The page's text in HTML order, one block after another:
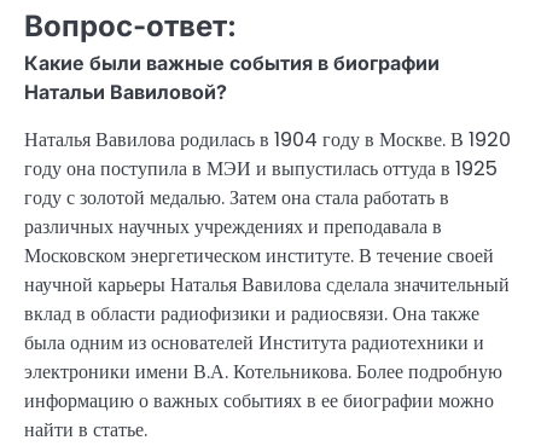
Вопрос-ответ:
Какие были важные события в биографии
Натальи Вавиловой?
Наталья Вавилова родилась в 1904 году в Москве. В 1920
году она поступила в МЭИ и выпустилась оттуда в 1925
году с золотой медалью. Затем она стала работать в
различных научных учреждениях и преподавала в
Московском энергетическом институте. В течение своей
научной карьеры Наталья Вавилова сделала значительный
вклад в области радиофизики и радиосвязи. Она также
была одним из основателей Института радиотехники и
электроники имени В.А. Котельникова. Более подробную
информацию о важных событиях в ее биографии можно
найти в статье.